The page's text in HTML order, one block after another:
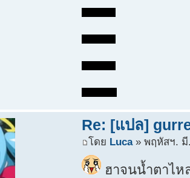
Re: [แปล]
โดย Luca» พฤหัสฯ. มี.
ฮาจนน้ำตาไห